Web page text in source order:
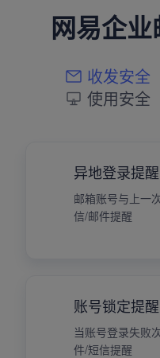
网易企
收发安全
使用安全
异地登录提醒
邮箱账号与上一
信/邮件提醒
账号锁定提醒
当账号登录失败
件/短信提醒